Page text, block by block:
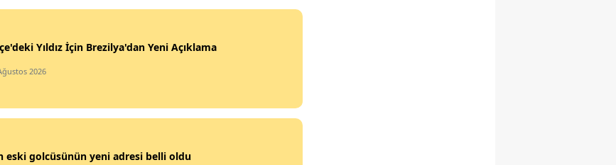
Yıldız İçin Brezilya'dan Yeni Açıklama
2026
eski golcüsünün yeni adresi belli oldu